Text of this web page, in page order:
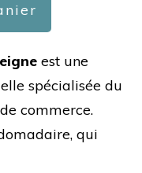
est une
spécialisée du
commerce.
qui